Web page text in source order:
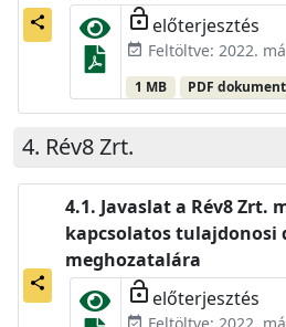
share lock_open előterjesztés
event_available Feltöltve: 2022.
1 MB PDF
Rév8 Zrt.
share
Javaslat a Rév8 Zrt.
kapcsolatos tulajdonosi
meghozatalára
lock_open előterjesztés
event_available